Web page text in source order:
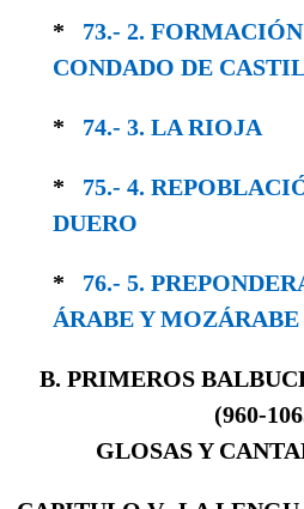
* 73.- 2.
CONDADO DE
* 74.- 3. LA RIOJA
* 75.- 4.
DUERO
* 76.- 5.
ÁRABE Y MOZÁRABE
B. PRIMEROS
(960-
GLOSAS Y